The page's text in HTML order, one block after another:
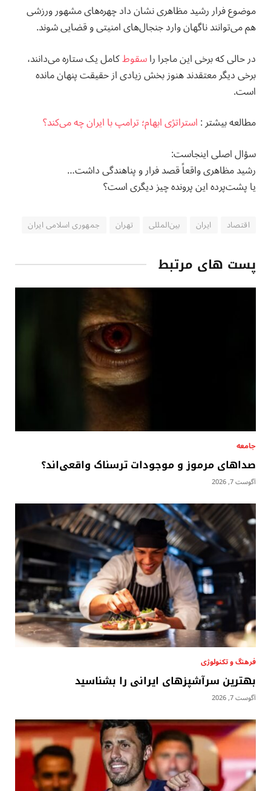
موضوع فرار رشید مظاهری نشان داد چهره‌های مشهور ورزشی
هم می‌توانند ناگهان وارد جنجال‌های امنیتی و قضایی شوند.
در حالی که برخی این ماجرا راسقوطکامل یک ستاره می‌دانند،
برخی دیگر معتقدند هنوز بخش زیادی از حقیقت پنهان مانده
است.
مطالعه بيشتر :استراتژی ابهام؛ ترامپ با ایران چه می‌کند؟
سؤال اصلی اینجاست:
رشید مظاهری واقعاً قصد فرار و پناهندگی داشت…
یا پشت‌پرده این پرونده چیز دیگری است؟
اقتصاد ایران بین‌المللی تهران جمهوری اسلامی ایران
پست های مرتبط
جامعه
صداهای مرموز و موجودات ترسناک واقعی‌اند؟
آگوست 7, 2026
فرهنگ و تکنولوژی
بهترین سرآشپزهای ایرانی را بشناسید
آگوست 7, 2026